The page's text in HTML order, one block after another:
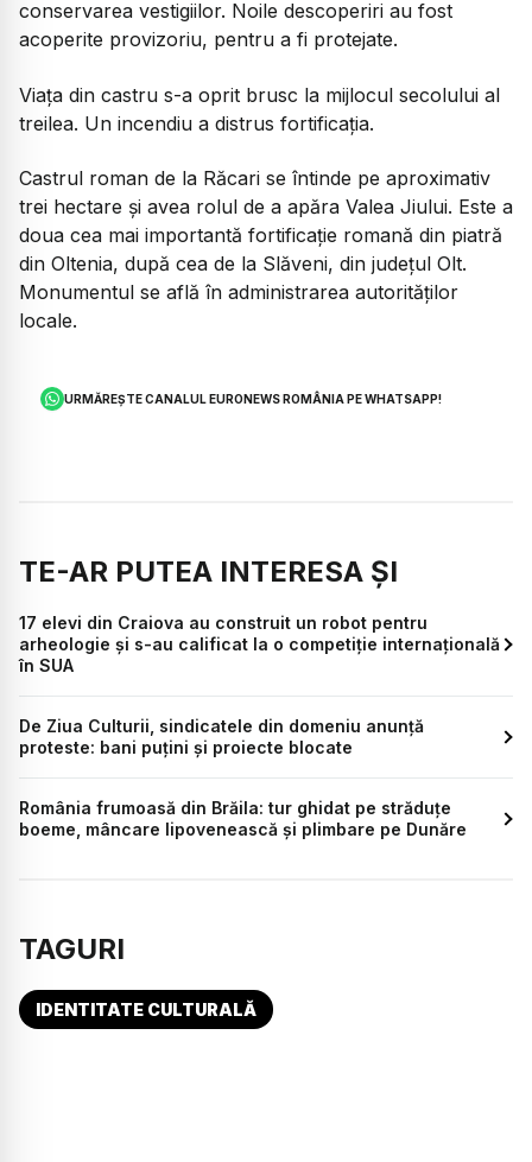
conservarea vestigiilor. Noile descoperiri au fost
acoperite provizoriu, pentru a fi protejate.
Viața din castru s-a oprit brusc la mijlocul secolului al
treilea. Un incendiu a distrus fortificația.
Castrul roman de la Răcari se întinde pe aproximativ
trei hectare și avea rolul de a apăra Valea Jiului. Este a
doua cea mai importantă fortificație romană din piatră
din Oltenia, după cea de la Slăveni, din județul Olt.
Monumentul se află în administrarea autorităților
locale.
URMĂREȘTE CANALUL EURONEWS ROMÂNIA PE WHATSAPP!
TE-AR PUTEA INTERESA ȘI
17 elevi din Craiova au construit un robot pentru
arheologie și s-au calificat la o competiție internațională
în SUA
De Ziua Culturii, sindicatele din domeniu anunță
proteste: bani puțini și proiecte blocate
România frumoasă din Brăila: tur ghidat pe străduțe
boeme, mâncare lipovenească și plimbare pe Dunăre
TAGURI
IDENTITATE CULTURALĂ